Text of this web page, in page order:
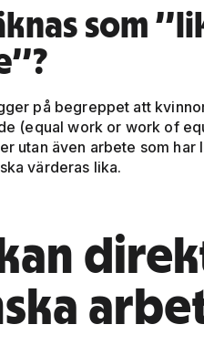
som
på begreppet att
(equal work or work of
utan även arbete som
värderas lika.